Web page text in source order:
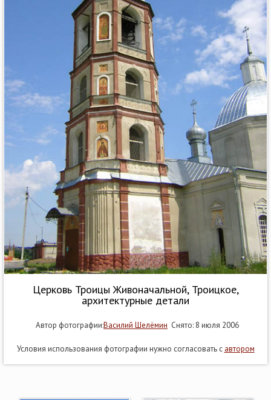
Церковь Троицы Живоначальной, Троицкое,
архитектурные детали
Автор фотографии:Василий Шелёмин Снято: 8 июля 2006
Условия использования фотографии нужно согласовать с автором